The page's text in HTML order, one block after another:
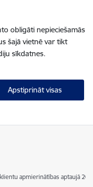
obligāti nepieciešamās
šajā vietnē var tikt
sīkdatnes.
Apstiprināt visas
apmierinātības aptaujā